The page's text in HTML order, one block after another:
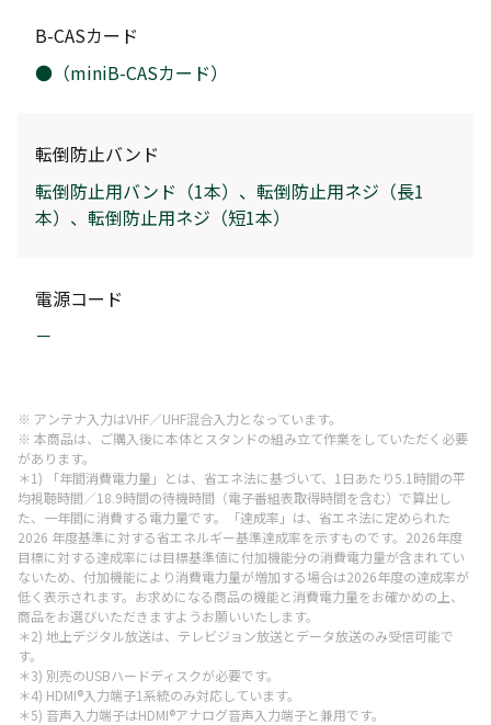
B-CASカード
●（miniB-CASカード）
転倒防止バンド
転倒防止用バンド（1本）、転倒防止用ネジ（長1
本）、転倒防止用ネジ（短1本）
電源コード
－
※ アンテナ入力はVHF／UHF混合入力となっています。
※ 本商品は、ご購入後に本体とスタンドの組み立て作業をしていただく必要
があります。
＊1) 「年間消費電力量」とは、省エネ法に基づいて、1日あたり5.1時間の平
均視聴時間／18.9時間の待機時間（電子番組表取得時間を含む）で算出し
た、一年間に消費する電力量です。「達成率」は、省エネ法に定められた
2026 年度基準に対する省エネルギー基準達成率を示すものです。2026年度
目標に対する達成率には目標基準値に付加機能分の消費電力量が含まれてい
ないため、付加機能により消費電力量が増加する場合は2026年度の達成率が
低く表示されます。お求めになる商品の機能と消費電力量をお確かめの上、
商品をお選びいただきますようお願いいたします。
＊2) 地上デジタル放送は、テレビジョン放送とデータ放送のみ受信可能で
す。
＊3) 別売のUSBハードディスクが必要です。
＊4) HDMI®入力端子1系統のみ対応しています。
＊5) 音声入力端子はHDMI®アナログ音声入力端子と兼用です。